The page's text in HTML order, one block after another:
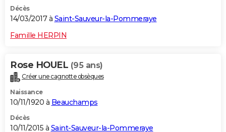
Décès
14/03/2017 à Saint-Sauveur-la-Pommeraye
Famille HERPIN
Rose HOUEL (95 ans)
Créer une cagnotte obsèques
Naissance
10/11/1920 à Beauchamps
Décès
10/11/2015 à Saint-Sauveur-la-Pommeraye